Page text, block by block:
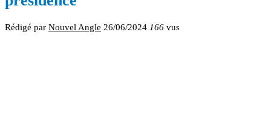
Rédigé par Nouvel Angle 26/06/2024 166 vus